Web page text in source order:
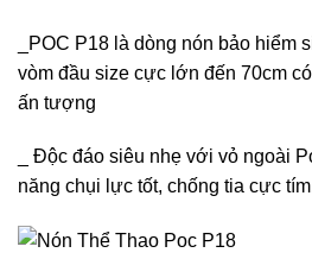
_POC P18 là dòng nón bảo hiểm
vòm đầu size cực lớn đến 70cm
ấn tượng
_ Độc đáo siêu nhẹ với vỏ ngoài
năng chụi lực tốt, chống tia cực